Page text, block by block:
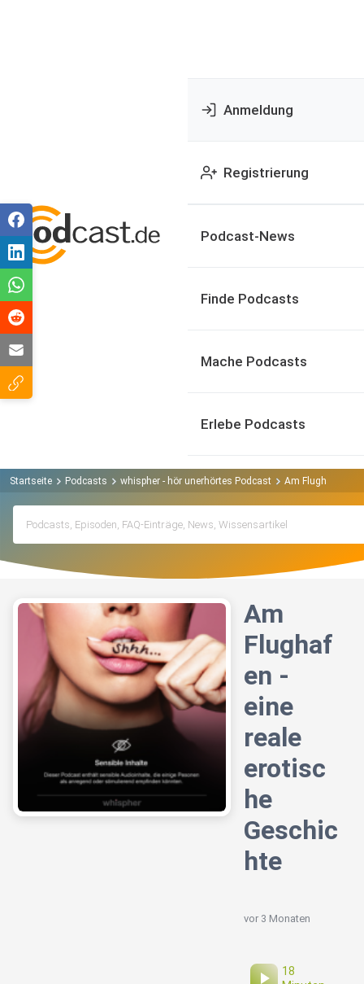
Anmeldung
Registrierung
Podcast-News
Finde Podcasts
Mache Podcasts
Erlebe Podcasts
Startseite Podcasts whispher - hör unerhörtes Podcast Am Flughafen -
Am
Flughaf
en -
eine
reale
erotisc
he
Geschic
hte
vor 3 Monaten
18